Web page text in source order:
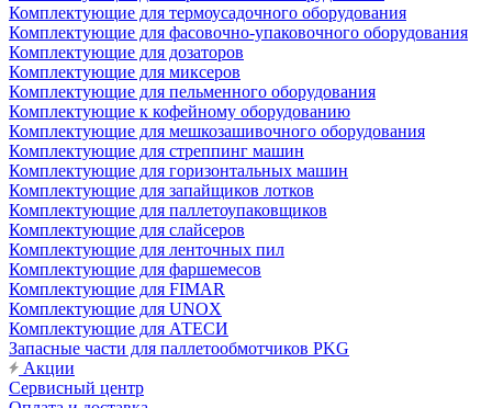
Комплектующие для термоусадочного оборудования
Комплектующие для фасовочно-упаковочного оборудования
Комплектующие для дозаторов
Комплектующие для миксеров
Комплектующие для пельменного оборудования
Комплектующие к кофейному оборудованию
Комплектующие для мешкозашивочного оборудования
Комплектующие для стреппинг машин
Комплектующие для горизонтальных машин
Комплектующие для запайщиков лотков
Комплектующие для паллетоупаковщиков
Комплектующие для слайсеров
Комплектующие для ленточных пил
Комплектующие для фаршемесов
Комплектующие для FIMAR
Комплектующие для UNOX
Комплектующие для АТЕСИ
Запасные части для паллетообмотчиков PKG
Акции
Сервисный центр